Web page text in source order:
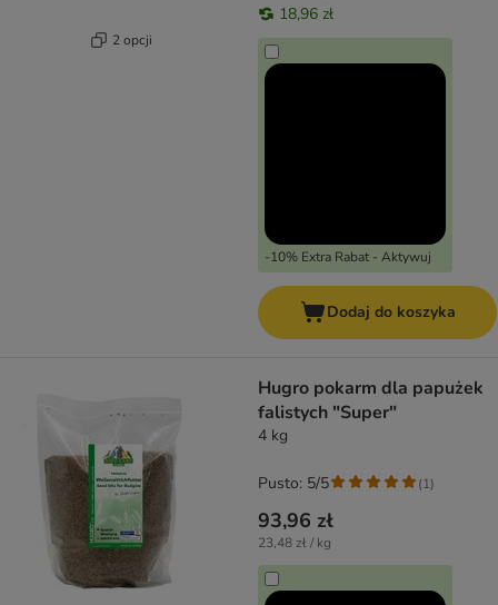
2 opcji
18,96 zł
-10% Extra Rabat - Aktywuj
Dodaj do koszyka
Hugro pokarm dla papużek
falistych "Super"
4 kg
93,96 zł
23,48 zł / kg
Pusto: 5/5 (1)